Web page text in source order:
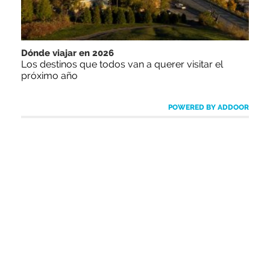
Dónde viajar en 2026
Los destinos que todos van a querer visitar el
próximo año
POWERED BY ADDOOR